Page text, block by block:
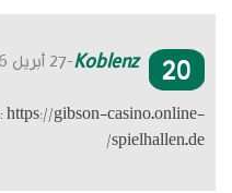
References: